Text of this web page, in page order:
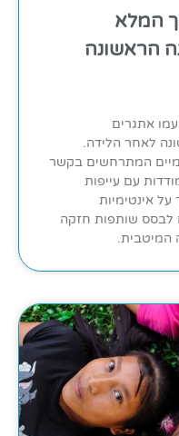
המלא
הראשונה
אתגרים
לאחר הלידה.
המתרחשים בקשר
עם עייפות
אינטימיות
לבסס שותפות חזקה
המיטבית.